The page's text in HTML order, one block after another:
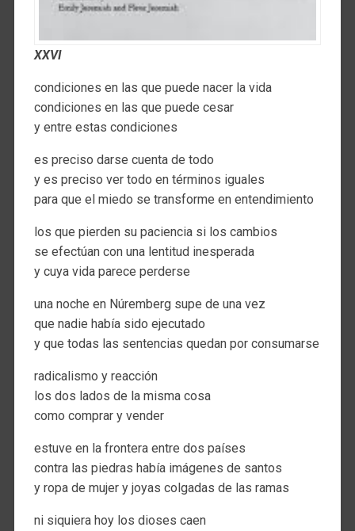
XXVI
condiciones en las que puede nacer la vida
condiciones en las que puede cesar
y entre estas condiciones
es preciso darse cuenta de todo
y es preciso ver todo en términos iguales
para que el miedo se transforme en entendimiento
los que pierden su paciencia si los cambios
se efectúan con una lentitud inesperada
y cuya vida parece perderse
una noche en Núremberg supe de una vez
que nadie había sido ejecutado
y que todas las sentencias quedan por consumarse
radicalismo y reacción
los dos lados de la misma cosa
como comprar y vender
estuve en la frontera entre dos países
contra las piedras había imágenes de santos
y ropa de mujer y joyas colgadas de las ramas
ni siquiera hoy los dioses caen